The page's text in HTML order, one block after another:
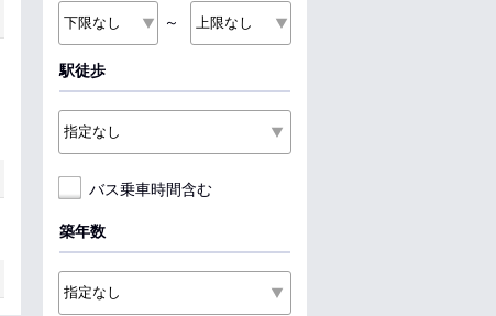
～
駅徒歩
バス乗車時間含む
築年数